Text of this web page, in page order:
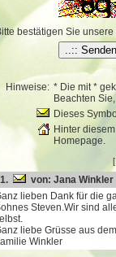
bestätigen Sie
Hinweise: * Die mit *
Beachten
Dieses
Hinter
Homepage.
von: Jana
lieben Dank für die
Steven.Wir sind
liebe Grüsse aus
Winkler